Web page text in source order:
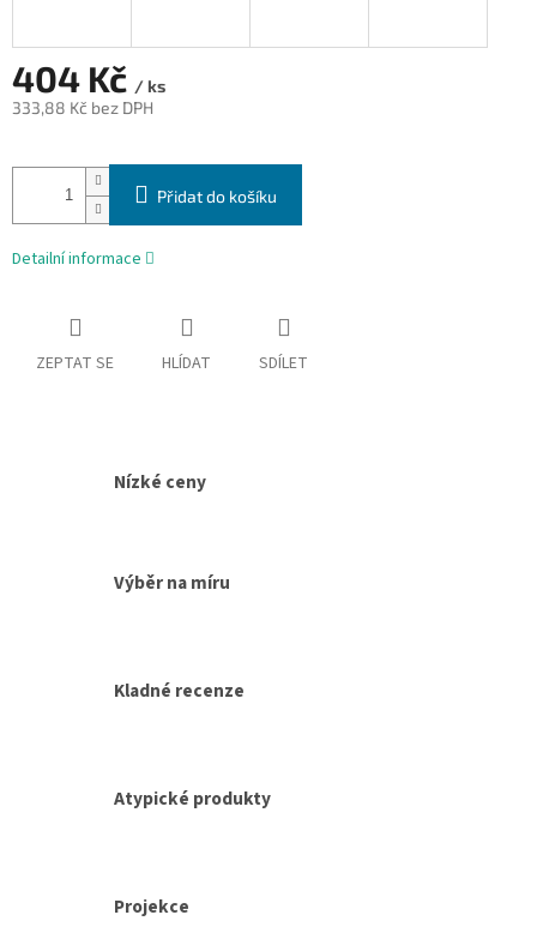
404 Kč / ks
333,88 Kč bez DPH
cena:
Přidat do košíku
Detailní informace
ZEPTAT SE HLÍDAT SDÍLET
Nízké ceny
Výběr na míru
Kladné recenze
Atypické produkty
Projekce